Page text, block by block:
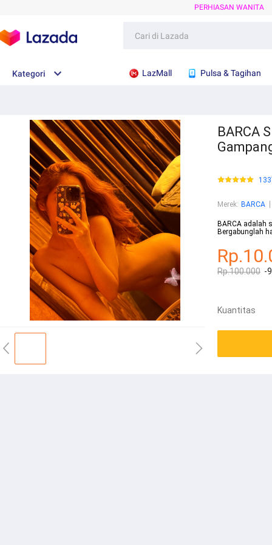
PERHIASAN WANITA
Kategori LazMall Pulsa & Tagihan
BARCA
Merek: BARCA
BARCA adalah
Bergabunglah
Rp.100.000 -
Kuantitas